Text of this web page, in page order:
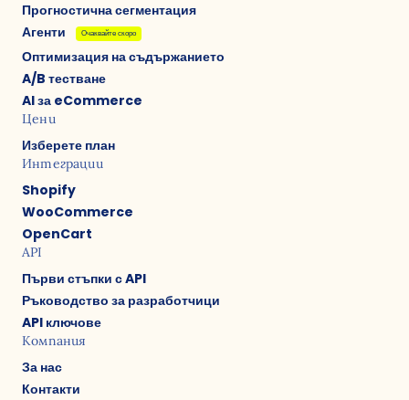
Прогностична сегментация
Агенти
Очаквайте скоро
Оптимизация на съдържанието
A/B тестване
AI за eCommerce
Цени
Изберете план
Интеграции
Shopify
WooCommerce
OpenCart
API
Първи стъпки с API
Ръководство за разработчици
API ключове
Компания
За нас
Контакти